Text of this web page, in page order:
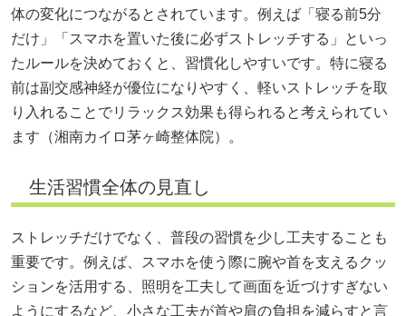
体の変化につながるとされています。例えば「寝る前5分
だけ」「スマホを置いた後に必ずストレッチする」といっ
たルールを決めておくと、習慣化しやすいです。特に寝る
前は副交感神経が優位になりやすく、軽いストレッチを取
り入れることでリラックス効果も得られると考えられてい
ます（湘南カイロ茅ヶ崎整体院）。
生活習慣全体の見直し
ストレッチだけでなく、普段の習慣を少し工夫することも
重要です。例えば、スマホを使う際に腕や首を支えるクッ
ションを活用する、照明を工夫して画面を近づけすぎない
ようにするなど、小さな工夫が首や肩の負担を減らすと言